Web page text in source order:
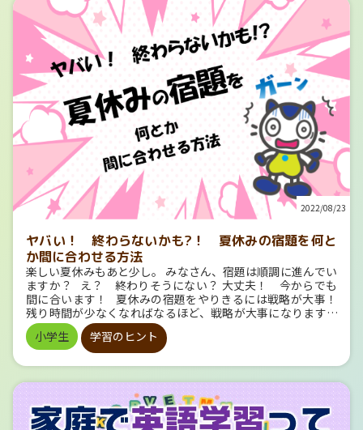
り)の３人を指します。 それだけの書の名人である弘法で
も、書き損じることがあることにたとえて、このことわざが
生まれました。 ところでこの弘法大師には、書道家以外
に、もうひとつよく知られた顔があります。 さて、この弘
法大師の別名、みなさんはわかりますか？ ↓ ↓ ↓ ↓ ↓ ↓
↓ ↓ ↓ ヒントは、平安初期に真言宗を開いたお坊さんで
す。 ↓ ↓ ↓ ↓ ↓ ↓ ↓ ↓ ↓ そう、空海です。 空海は唐に留
学し密教を学んで、帰国後に高野山に金剛峯寺（こんごうふ
じ）を立て、真言宗を開きました。 ちなみに、空海こと弘
法大師には、もうひとつ有名なことわざがあります。 「弘
法筆を択（えら）ばず」 「その道の名人や達人は、道具の
良し悪しをとやかく言わず、どんな道具でも上手に使いこな
す」という意味です。 「弘法にも筆の誤り」と「弘法筆を
択ばず」、２つもことわざになった空海はよほど字が上手だ
ったんですね。 まとめ 他にもことわざの中には歴史上の
偉人のエピソードにちなんだものがあります。 調べてみると
並ぶことになります。 米の品種の名前 ところでお米の品
種って個性的な名前ですよね。 「コシヒカリ」や「あきたこ
まち」など…… どういう由来があるのか、気になったので、
調べてみました。 コシヒカリ 新潟県を中心に作られている
お米です。 このあたりの地域はむかし、「越（こし）の国」
と呼ばれており、 「越の国に光り輝く」品種になるようにと
の願いから、 「コシヒカリ」と名付けられました。 （参
考：新潟県HP「お米の質問箱4」） ひとめぼれ 宮城県を
中心に作られているお米です。 そのおいしさに、"ひとめぼ
れ"してしまうことが由来で、 愛されるお米になるように、
との願いも込められています。 （参考：みやぎのお米HP
「みやぎから。お米の新提案！」） あきたこまち 秋田県
を中心に作られているお米です。 秋田県湯沢市に生まれたと
される、「小野小町」にちなんでいます。 小野小町は平安時
代の歌人で、とても美しい女性だったといわれています。 あ
きたで生育した美味しいお米として末永く愛されるように、
（参考：全農秋田県本部HP「あきたの農畜産物」） つや
姫 山形県を中心に作られているお米です。 炊きあがりのつや
と輝きのすばらしさをよく表し、 女性の好感度も高いことか
らこの名前に決まりました。 「姫」には、10年かけて大切に
育ててきたという思いがこもっています。 （参考：JAグル
ープHP「とれたて大百科」、つや姫10周年記念サイト「つ
や姫憲章」） ゆめぴりか 北海道で作られているお米で
す。 「ピリカ」とは、アイヌ語で「美しい」という意味を持
つ言葉です。 「夢」と「ピリカ」をかけあわせ、北海道米の
夢をになうお米になってほしいという 願いが込められていま
す。 （参考：道総研農業研究本部HP「回答：品種名の由
来」） お米がよくとれる場所 お米を育てるためには、 〇
広くて平らな土地があること 〇水が豊富にあること 〇夏によ
く太陽が照っていること 〇夏の昼夜の温度差が高いこと が条
2022/08/23
ヤバい！ 終わらないかも?！ 夏休みの宿題を何と
か間に合わせる方法
楽しい夏休みもあと少し。 みなさん、宿題は順調に進んでい
ますか？ え？ 終わりそうにない？ 大丈夫！ 今からでも
間に合います！ 夏休みの宿題をやりきるには戦略が大事！
残り時間が少なくなればなるほど、戦略が大事になります。
いきなり宿題をやり始めないで、まずは以下のことを踏まえ
て戦略を立てましょう。 宿題のボリュームを確認！ 終わっ
ていない宿題は何ですか？ それぞれどのくらい残っています
か？ まずはそのボリュームを書き出しましょう。 協力者を
探せ！ 宿題を人にやってもらうのは良くありませんが、 友だ
ちやきょうだいと協力するのはOKです。 自由研究や工作を
友だちやきょうだいと共同で行うと、 ひとりあたりの負担が
減るのはもちろんのこと、 ひとりで取り組むより良いアイデ
小学生 学習のヒント